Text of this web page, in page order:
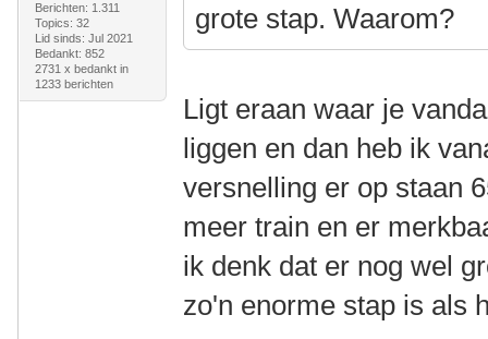
Berichten: 1.311
Topics: 32
Lid sinds: Jul 2021
Bedankt: 852
2731 x bedankt in
1233 berichten
grote stap. Waarom?
Ligt eraan waar je
liggen en dan heb ik
versnelling er op staan
meer train en er
ik denk dat er nog wel
zo'n enorme stap is als